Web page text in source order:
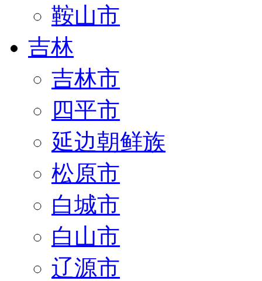
鞍山市
吉林
吉林市
四平市
延边朝鲜族
松原市
白城市
白山市
辽源市